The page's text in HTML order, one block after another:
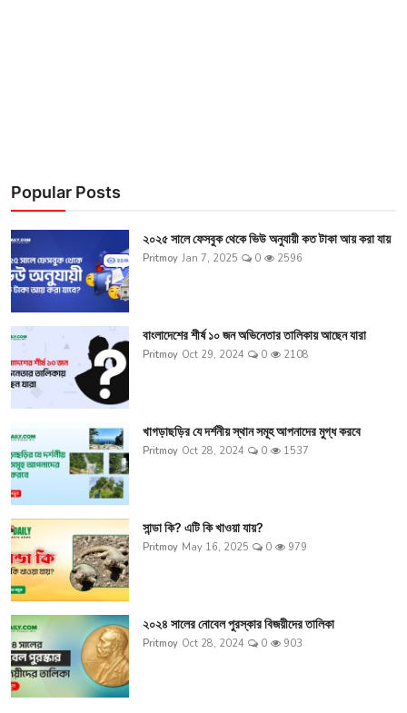
Popular Posts
২০২৫ সালে ফেসবুক থেকে ভিউ অনুযায়ী কত টাকা আয় করা যায়
Pritmoy Jan 7, 2025 0 2596
বাংলাদেশের শীর্ষ ১০ জন অভিনেতার তালিকায় আছেন যারা
Pritmoy Oct 29, 2024 0 2108
খাগড়াছড়ির যে দর্শনীয় স্থান সমূহ আপনাদের মুগ্ধ করবে
Pritmoy Oct 28, 2024 0 1537
সান্ডা কি? এটি কি খাওয়া যায়?
Pritmoy May 16, 2025 0 979
২০২৪ সালের নোবেল পুরস্কার বিজয়ীদের তালিকা
Pritmoy Oct 28, 2024 0 903